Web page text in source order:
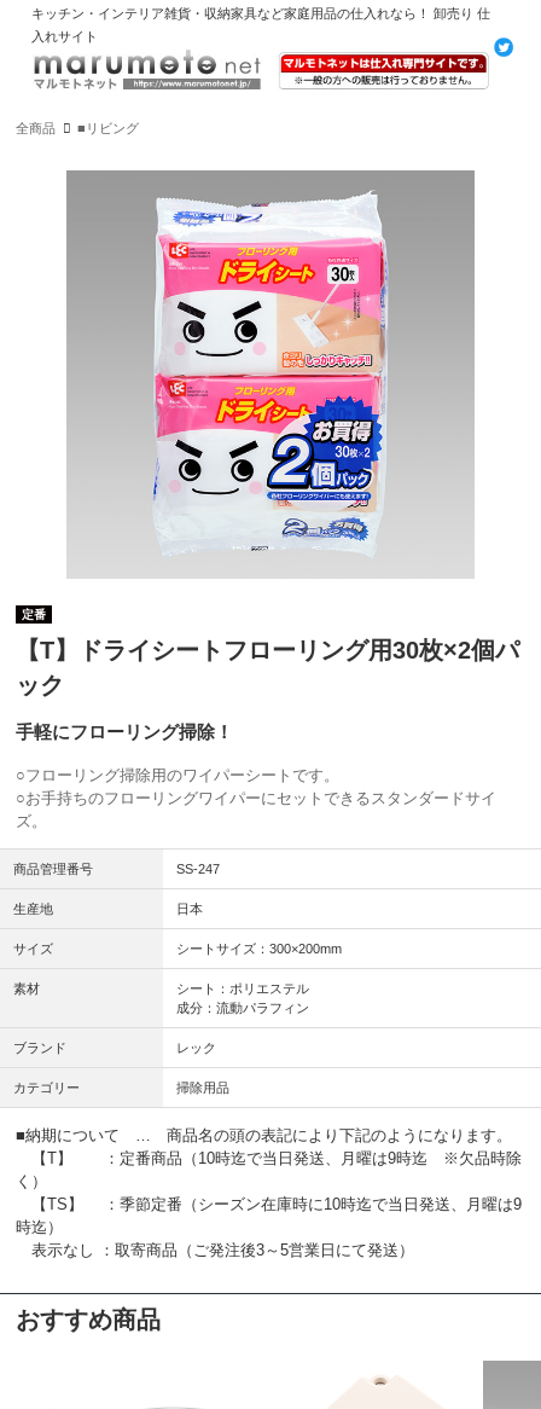
キッチン・インテリア雑貨・収納家具など家庭用品の仕入れなら！ 卸売り 仕
入れサイト
全商品 ■リビング
定番
【T】ドライシートフローリング用30枚×2個パ
ック
手軽にフローリング掃除！
○フローリング掃除用のワイパーシートです。
○お手持ちのフローリングワイパーにセットできるスタンダードサイ
ズ。
商品管理番号 SS-247
生産地 日本
サイズ シートサイズ：300×200mm
素材
シート：ポリエステル
成分：流動パラフィン
ブランド レック
カテゴリー 掃除用品
■納期について … 商品名の頭の表記により下記のようになります。
【T】 ：定番商品（10時迄で当日発送、月曜は9時迄 ※欠品時除
く）
【TS】 ：季節定番（シーズン在庫時に10時迄で当日発送、月曜は9
時迄）
表示なし ：取寄商品（ご発注後3～5営業日にて発送）
おすすめ商品